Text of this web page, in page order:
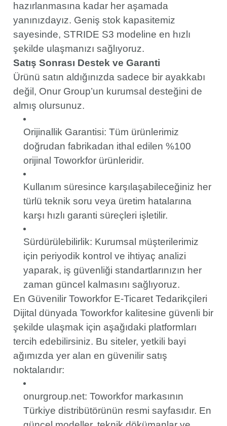
hazırlanmasına kadar her aşamada
yanınızdayız. Geniş stok kapasitemiz
sayesinde, STRIDE S3 modeline en hızlı
şekilde ulaşmanızı sağlıyoruz.
Satış Sonrası Destek ve Garanti
Ürünü satın aldığınızda sadece bir ayakkabı
değil, Onur Group’un kurumsal desteğini de
almış olursunuz.
Orijinallik Garantisi: Tüm ürünlerimiz
doğrudan fabrikadan ithal edilen %100
orijinal Toworkfor ürünleridir.
Kullanım süresince karşılaşabileceğiniz her
türlü teknik soru veya üretim hatalarına
karşı hızlı garanti süreçleri işletilir.
Sürdürülebilirlik: Kurumsal müşterilerimiz
için periyodik kontrol ve ihtiyaç analizi
yaparak, iş güvenliği standartlarınızın her
zaman güncel kalmasını sağlıyoruz.
En Güvenilir Toworkfor E-Ticaret Tedarikçileri
Dijital dünyada Toworkfor kalitesine güvenli bir
şekilde ulaşmak için aşağıdaki platformları
tercih edebilirsiniz. Bu siteler, yetkili bayi
ağımızda yer alan en güvenilir satış
noktalarıdır:
onurgroup.net: Toworkfor markasının
Türkiye distribütörünün resmi sayfasıdır. En